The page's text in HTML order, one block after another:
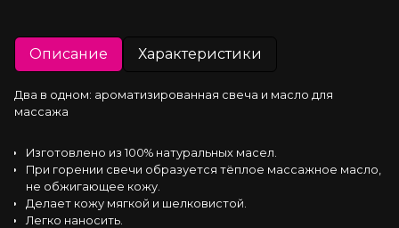
Описание Характеристики
Два в одном: ароматизированная свеча и масло для
массажа
Изготовлено из 100% натуральных масел.
При горении свечи образуется тёплое массажное масло,
не обжигающее кожу.
Делает кожу мягкой и шелковистой.
Легко наносить.